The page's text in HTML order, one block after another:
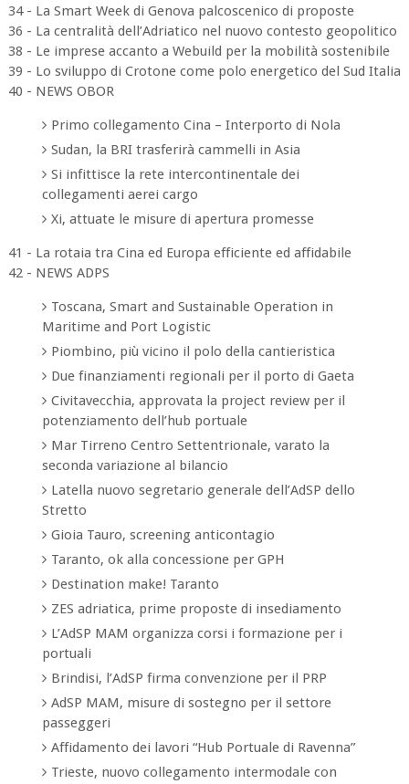
34 - La Smart Week di Genova palcoscenico di proposte
36 - La centralità dell’Adriatico nel nuovo contesto geopolitico
38 - Le imprese accanto a Webuild per la mobilità sostenibile
39 - Lo sviluppo di Crotone come polo energetico del Sud Italia
40 - NEWS OBOR
Primo collegamento Cina – Interporto di Nola
Sudan, la BRI trasferirà cammelli in Asia
Si infittisce la rete intercontinentale dei
collegamenti aerei cargo
Xi, attuate le misure di apertura promesse
41 - La rotaia tra Cina ed Europa efficiente ed affidabile
42 - NEWS ADPS
Toscana, Smart and Sustainable Operation in
Maritime and Port Logistic
Piombino, più vicino il polo della cantieristica
Due finanziamenti regionali per il porto di Gaeta
Civitavecchia, approvata la project review per il
potenziamento dell’hub portuale
Mar Tirreno Centro Settentrionale, varato la
seconda variazione al bilancio
Latella nuovo segretario generale dell’AdSP dello
Stretto
Gioia Tauro, screening anticontagio
Taranto, ok alla concessione per GPH
Destination make! Taranto
ZES adriatica, prime proposte di insediamento
L’AdSP MAM organizza corsi i formazione per i
portuali
Brindisi, l’AdSP firma convenzione per il PRP
AdSP MAM, misure di sostegno per il settore
passeggeri
Affidamento dei lavori “Hub Portuale di Ravenna”
Trieste, nuovo collegamento intermodale con